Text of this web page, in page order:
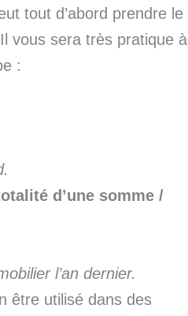
tout d’abord prendre le
vous sera très pratique à
:
d’une somme /
l’an dernier.
être utilisé dans des